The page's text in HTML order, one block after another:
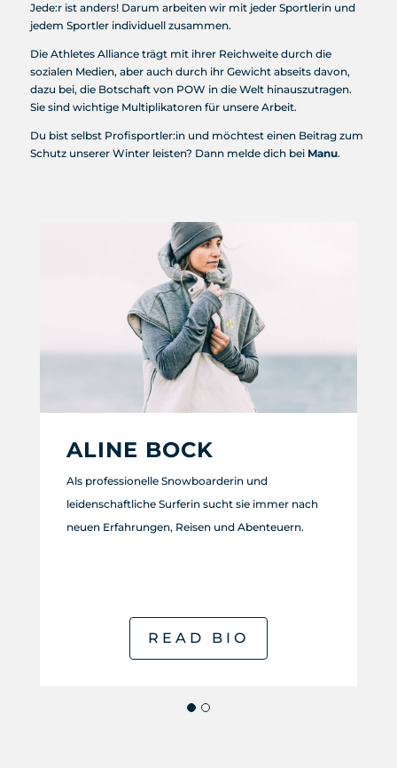
Jede:r ist anders! Darum arbeiten wir mit jeder Sportlerin und
jedem Sportler individuell zusammen.
Die Athletes Alliance trägt mit ihrer Reichweite durch die
sozialen Medien, aber auch durch ihr Gewicht abseits davon,
dazu bei, die Botschaft von POW in die Welt hinauszutragen.
Sie sind wichtige Multiplikatoren für unsere Arbeit.
Du bist selbst Profisportler:in und möchtest einen Beitrag zum
Schutz unserer Winter leisten? Dann melde dich bei Manu.
ALINE BOCK
Als professionelle Snowboarderin und
leidenschaftliche Surferin sucht sie immer nach
neuen Erfahrungen, Reisen und Abenteuern.
READ BIO